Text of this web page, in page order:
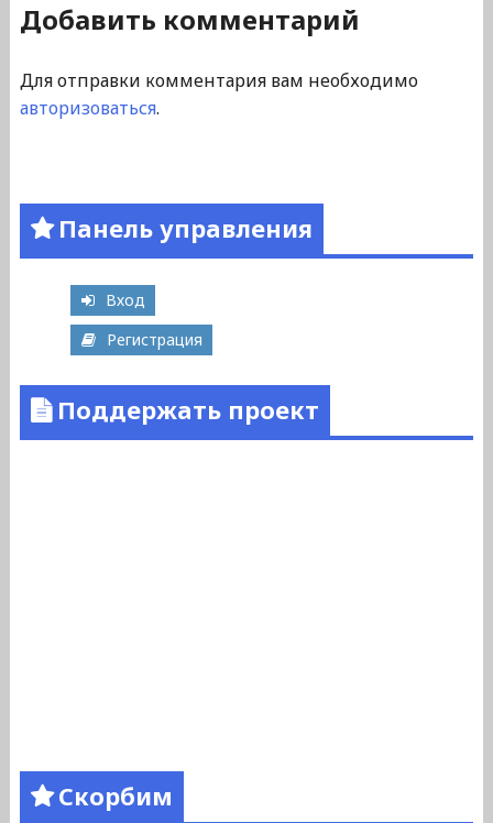
Добавить комментарий
Для отправки комментария вам необходимо
авторизоваться.
Панель управления
Вход
Регистрация
Поддержать проект
Скорбим